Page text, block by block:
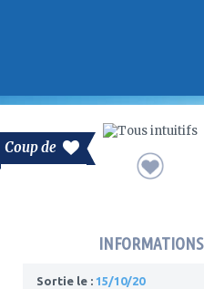
Coup de
INFORMATIONS
Sortie le : 15/10/20